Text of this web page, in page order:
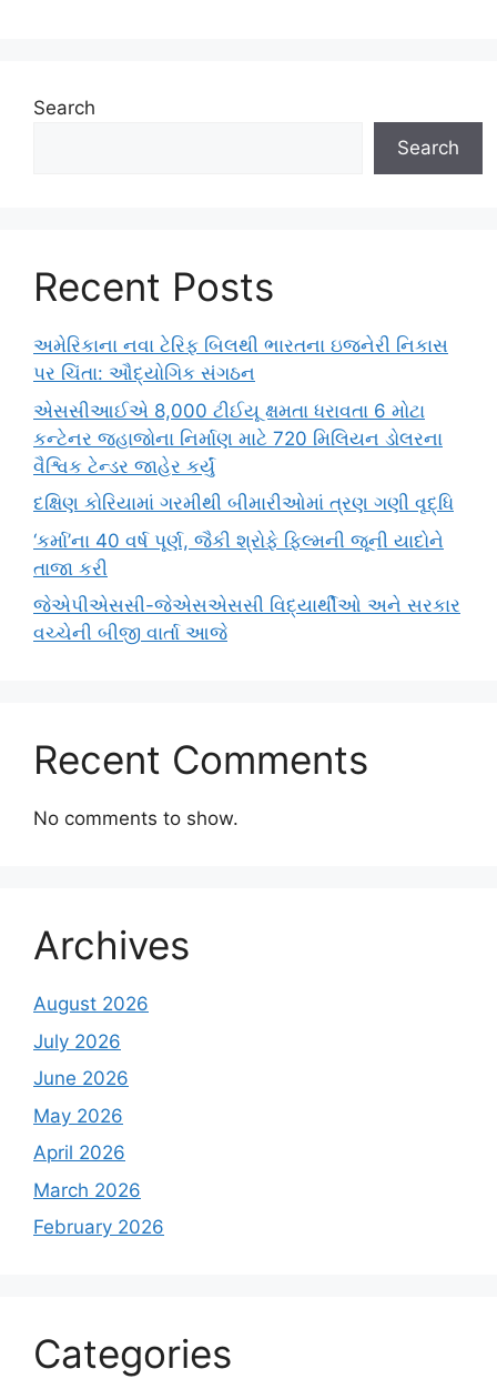
Search
Search
Recent Posts
અમેરિકાના નવા ટેરિફ બિલથી ભારતના ઇજનેરી નિકાસ
પર ચિંતા: ઔદ્યોગિક સંગઠન
એસસીઆઈએ 8,000 ટીઈયૂ ક્ષમતા ધરાવતા 6 મોટા
કન્ટેનર જહાજોના નિર્માણ માટે 720 મિલિયન ડોલરના
વૈશ્વિક ટેન્ડર જાહેર કર્યું
દક્ષિણ કોરિયામાં ગરમીથી બીમારીઓમાં ત્રણ ગણી વૃદ્ધિ
‘કર્મા’ના 40 વર્ષ પૂર્ણ, જૈકી શ્રોફે ફિલ્મની જૂની યાદોને
તાજા કરી
જેએપીએસસી-જેએસએસસી વિદ્યાર્થીઓ અને સરકાર
વચ્ચેની બીજી વાર્તા આજે
Recent Comments
No comments to show.
Archives
August 2026
July 2026
June 2026
May 2026
April 2026
March 2026
February 2026
Categories